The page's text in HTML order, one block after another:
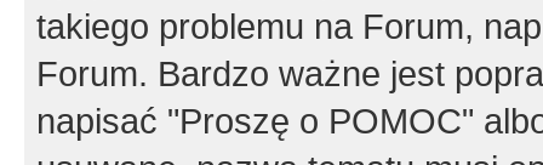
takiego problemu na Forum,
Forum. Bardzo ważne jest
napisać "Proszę o POMOC"